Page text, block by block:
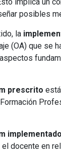
posibles
la
(OA) que se
prescrito
implementado
docente en